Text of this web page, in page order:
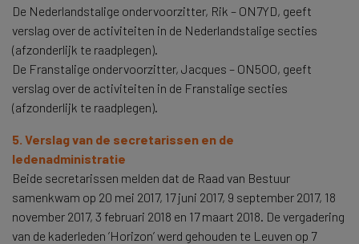
De Nederlandstalige ondervoorzitter, Rik – ON7YD, geeft
verslag over de activiteiten in de Nederlandstalige secties
(afzonderlijk te raadplegen).
De Franstalige ondervoorzitter, Jacques – ON5OO, geeft
verslag over de activiteiten in de Franstalige secties
(afzonderlijk te raadplegen).
5. Verslag van de secretarissen en de
ledenadministratie
Beide secretarissen melden dat de Raad van Bestuur
samenkwam op 20 mei 2017, 17 juni 2017, 9 september 2017, 18
november 2017, 3 februari 2018 en 17 maart 2018. De vergadering
van de kaderleden ’Horizon’ werd gehouden te Leuven op 7